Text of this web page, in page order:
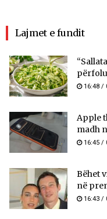
Lajmet e fundit
16:48 /
Apple
madh
16:45 /
Bëhet
në
16:43 /